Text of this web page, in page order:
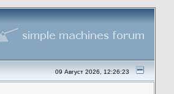
09 Август 2026, 12:26:23